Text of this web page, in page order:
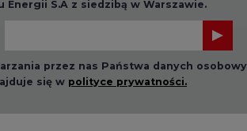
przez nas Państwa danych